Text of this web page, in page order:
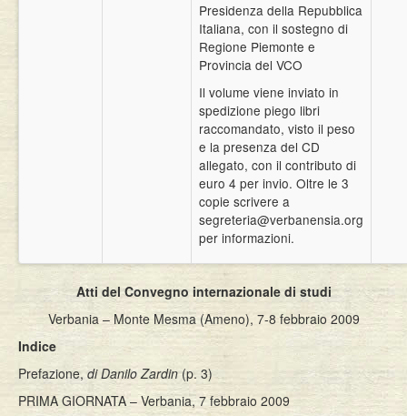
Presidenza della Repubblica
Italiana, con il sostegno di
Regione Piemonte e
Provincia del VCO
Il volume viene inviato in
spedizione piego libri
raccomandato, visto il peso
e la presenza del CD
allegato, con il contributo di
euro 4 per invio. Oltre le 3
copie scrivere a
segreteria@verbanensia.org
per informazioni.
Atti del Convegno internazionale di studi
Verbania – Monte Mesma (Ameno), 7-8 febbraio 2009
Indice
Prefazione,di Danilo Zardin(p. 3)
PRIMA GIORNATA – Verbania, 7 febbraio 2009